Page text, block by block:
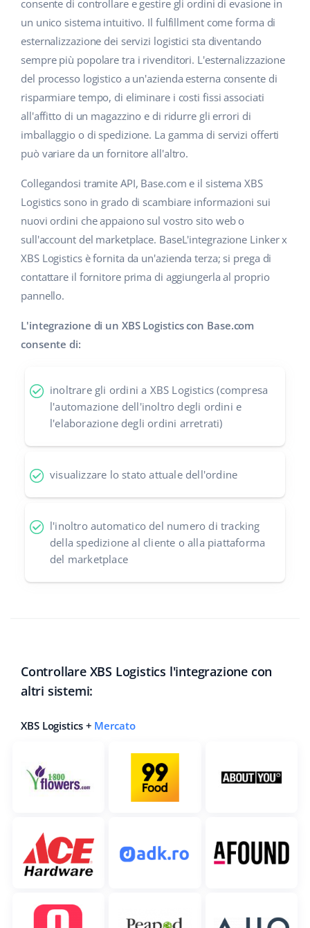
Gestione Spedizioni
Workflow Automation
Base Connect
AI per l'e-commerce
Prodotti per bambini
Elettronica
Automotive
Food&Grocery
Moda
Centro Assistenza
Academy
Blog
Servizi
Audit dell'account
Altro
Calcolatore dei vantaggi
Collaborazione e partner
Contatto
english (GB)
english (IN)
čeština
deutsch
español (AR)
español (MX)
Français
Italiano
polski
română
中文
consente di controllare e gestire gli ordini di evasione in
un unico sistema intuitivo. Il fulfillment come forma di
esternalizzazione dei servizi logistici sta diventando
sempre più popolare tra i rivenditori. L'esternalizzazione
del processo logistico a un'azienda esterna consente di
risparmiare tempo, di eliminare i costi fissi associati
all'affitto di un magazzino e di ridurre gli errori di
imballaggio o di spedizione. La gamma di servizi offerti
può variare da un fornitore all'altro.
Collegandosi tramite API, Base.com e il sistema XBS
Logistics sono in grado di scambiare informazioni sui
nuovi ordini che appaiono sul vostro sito web o
sull'account del marketplace. BaseL'integrazione Linker x
XBS Logistics è fornita da un'azienda terza; si prega di
contattare il fornitore prima di aggiungerla al proprio
pannello.
L'integrazione di un XBS Logistics con Base.com
consente di:
inoltrare gli ordini a XBS Logistics (compresa
l'automazione dell'inoltro degli ordini e
l'elaborazione degli ordini arretrati)
visualizzare lo stato attuale dell'ordine
l'inoltro automatico del numero di tracking
della spedizione al cliente o alla piattaforma
del marketplace
Controllare XBS Logistics l'integrazione con
altri sistemi:
XBS Logistics + Mercato